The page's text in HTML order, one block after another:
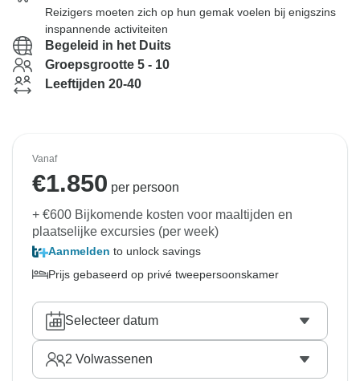
Reizigers moeten zich op hun gemak voelen bij enigszins
inspannende activiteiten
Begeleid in het Duits
Groepsgrootte 5 - 10
Leeftijden 20-40
Vanaf
€1.850 per persoon
+ €600 Bijkomende kosten voor maaltijden en
plaatselijke excursies (per week)
Aanmelden to unlock savings
Prijs gebaseerd op privé tweepersoonskamer
Selecteer datum
2 Volwassenen